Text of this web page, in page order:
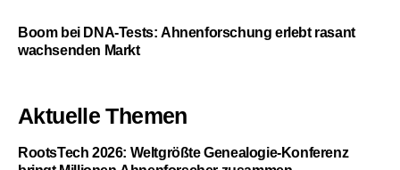
Boom bei DNA-Tests: Ahnenforschung erlebt rasant
wachsenden Markt
Aktuelle Themen
RootsTech 2026: Weltgrößte Genealogie-Konferenz